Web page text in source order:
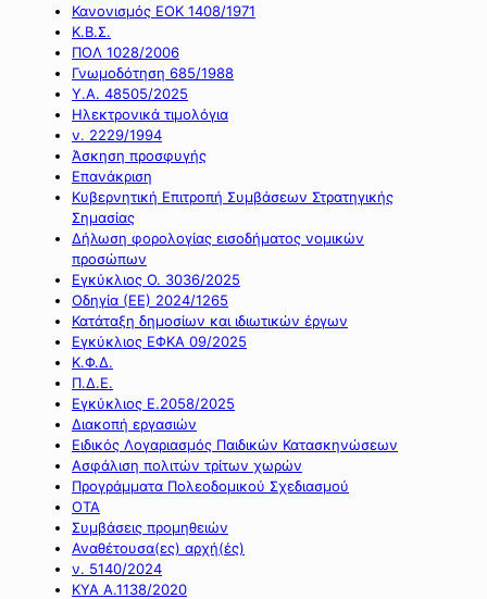
Κανονισμός ΕΟΚ 1408/1971
Κ.Β.Σ.
ΠΟΛ 1028/2006
Γνωμοδότηση 685/1988
Υ.Α. 48505/2025
Ηλεκτρονικά τιμολόγια
ν. 2229/1994
Άσκηση προσφυγής
Επανάκριση
Κυβερνητική Επιτροπή Συμβάσεων Στρατηγικής
Σημασίας
Δήλωση φορολογίας εισοδήματος νομικών
προσώπων
Εγκύκλιος Ο. 3036/2025
Οδηγία (ΕΕ) 2024/1265
Κατάταξη δημοσίων και ιδιωτικών έργων
Εγκύκλιος ΕΦΚΑ 09/2025
Κ.Φ.Δ.
Π.Δ.Ε.
Εγκύκλιος Ε.2058/2025
Διακοπή εργασιών
Ειδικός Λογαριασμός Παιδικών Κατασκηνώσεων
Ασφάλιση πολιτών τρίτων χωρών
Προγράμματα Πολεοδομικού Σχεδιασμού
ΟΤΑ
Συμβάσεις προμηθειών
Αναθέτουσα(ες) αρχή(ές)
ν. 5140/2024
ΚΥΑ Α.1138/2020